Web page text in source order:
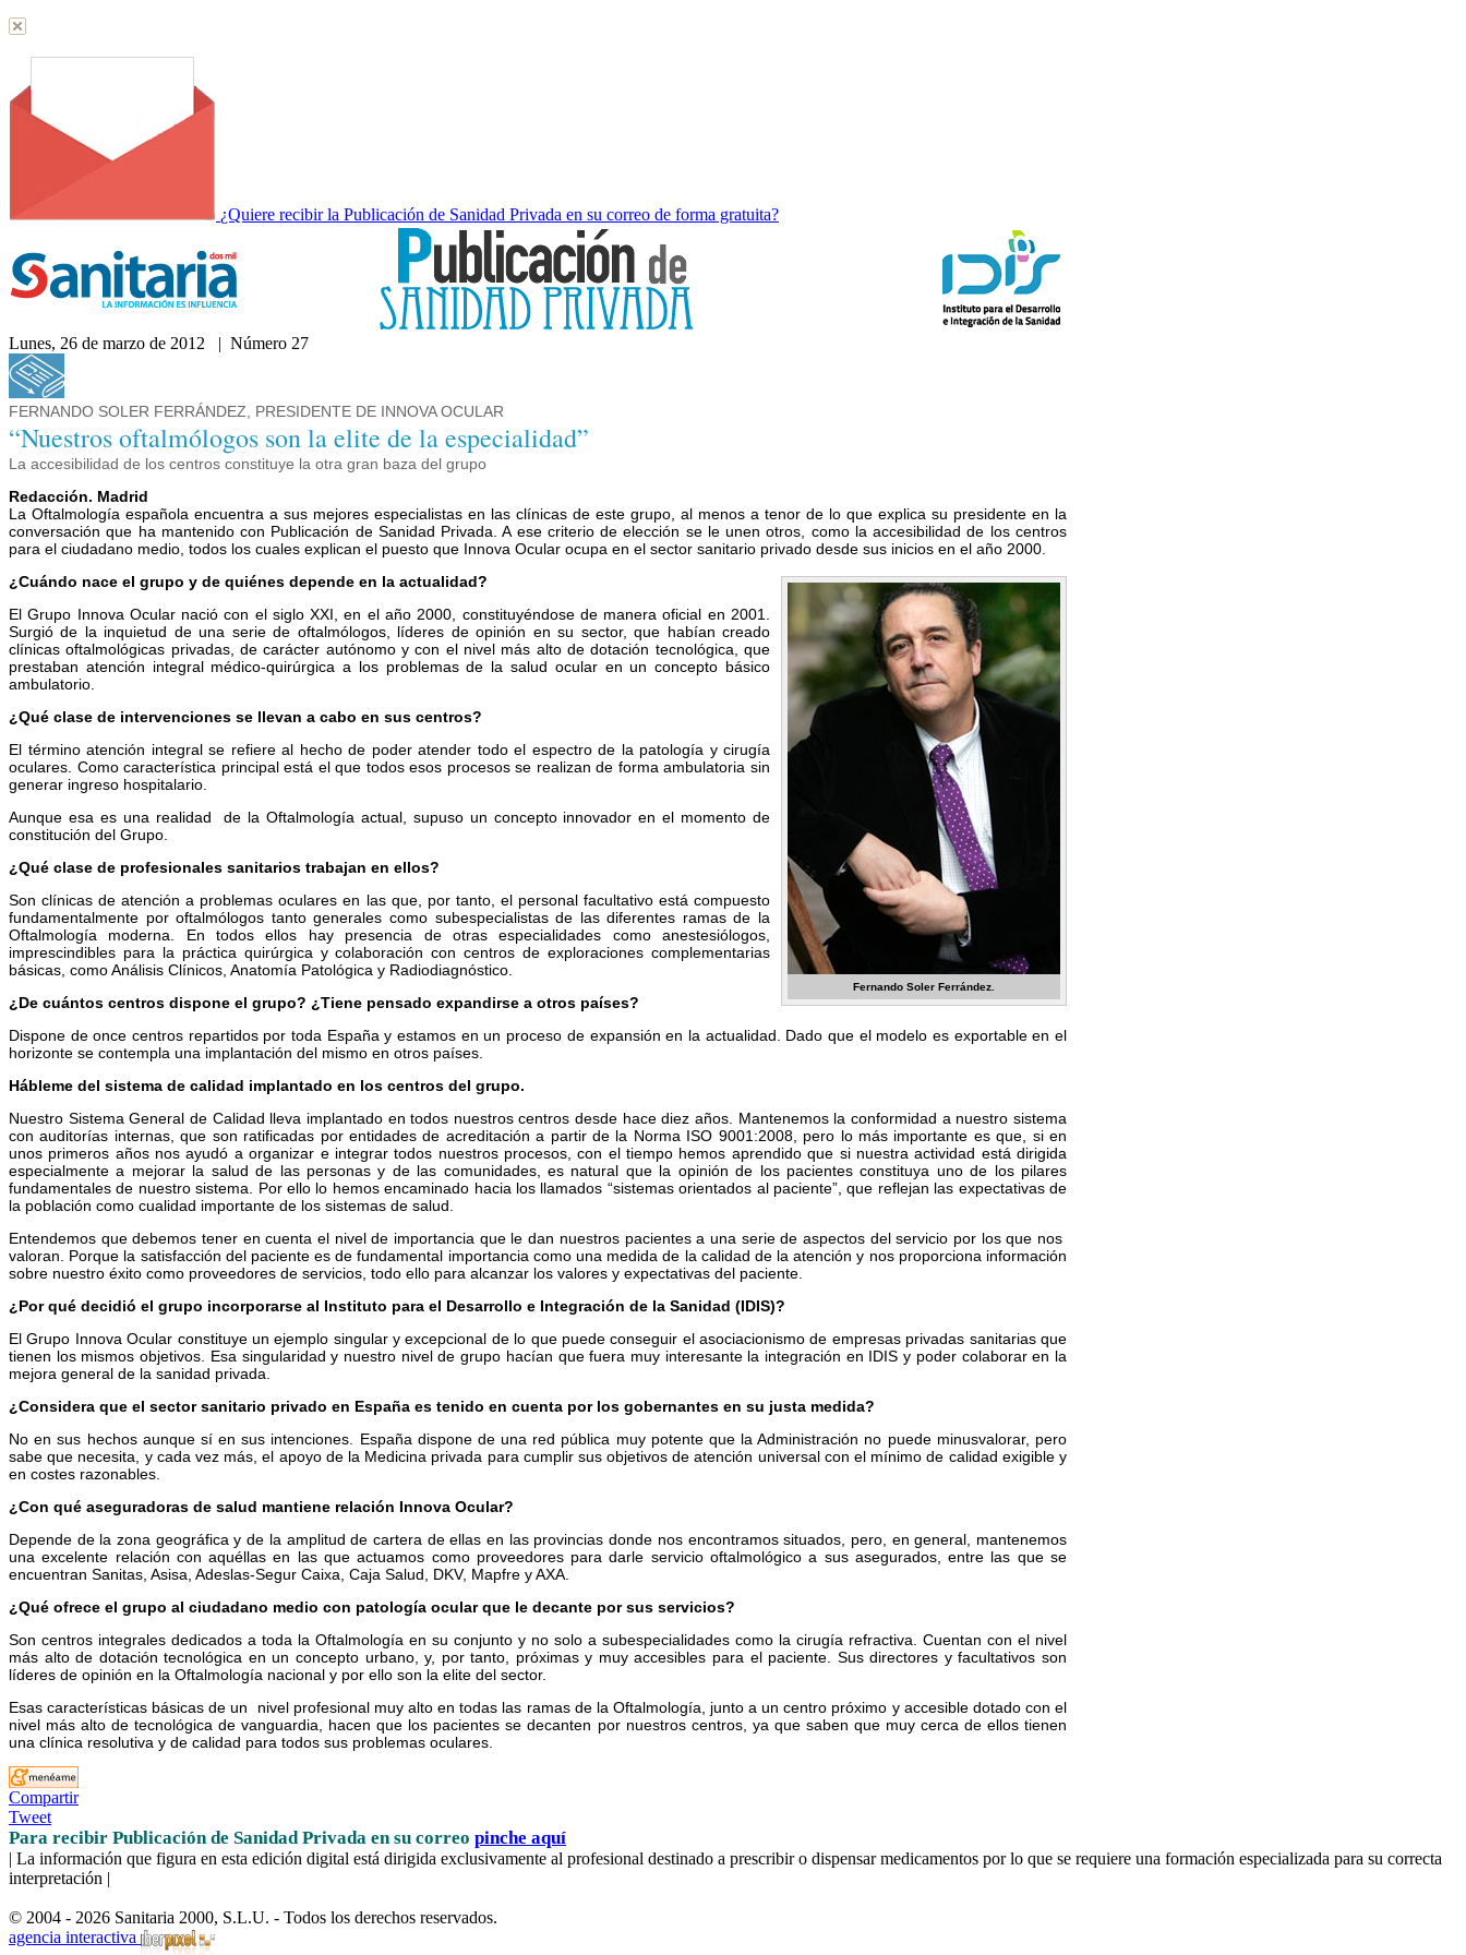
¿Quiere recibir la Publicación de Sanidad Privada en su correo de forma gratuita?
Lunes, 26 de marzo de 2012 | Número 27
FERNANDO SOLER FERRÁNDEZ, PRESIDENTE DE INNOVA OCULAR
“Nuestros oftalmólogos son la elite de la especialidad”
La accesibilidad de los centros constituye la otra gran baza del grupo
Redacción. Madrid
La Oftalmología española encuentra a sus mejores especialistas en las clínicas de este grupo, al menos a tenor de lo que explica su presidente en la
conversación que ha mantenido con Publicación de Sanidad Privada. A ese criterio de elección se le unen otros, como la accesibilidad de los centros
para el ciudadano medio, todos los cuales explican el puesto que Innova Ocular ocupa en el sector sanitario privado desde sus inicios en el año 2000.
Fernando Soler Ferrández.
¿Cuándo nace el grupo y de quiénes depende en la actualidad?
El Grupo Innova Ocular nació con el siglo XXI, en el año 2000, constituyéndose de manera oficial en 2001.
Surgió de la inquietud de una serie de oftalmólogos, líderes de opinión en su sector, que habían creado
clínicas oftalmológicas privadas, de carácter autónomo y con el nivel más alto de dotación tecnológica, que
prestaban atención integral médico-quirúrgica a los problemas de la salud ocular en un concepto básico
ambulatorio.
¿Qué clase de intervenciones se llevan a cabo en sus centros?
El término atención integral se refiere al hecho de poder atender todo el espectro de la patología y cirugía
oculares. Como característica principal está el que todos esos procesos se realizan de forma ambulatoria sin
generar ingreso hospitalario.
Aunque esa es una realidad de la Oftalmología actual, supuso un concepto innovador en el momento de
constitución del Grupo.
¿Qué clase de profesionales sanitarios trabajan en ellos?
Son clínicas de atención a problemas oculares en las que, por tanto, el personal facultativo está compuesto
fundamentalmente por oftalmólogos tanto generales como subespecialistas de las diferentes ramas de la
Oftalmología moderna. En todos ellos hay presencia de otras especialidades como anestesiólogos,
imprescindibles para la práctica quirúrgica y colaboración con centros de exploraciones complementarias
básicas, como Análisis Clínicos, Anatomía Patológica y Radiodiagnóstico.
¿De cuántos centros dispone el grupo? ¿Tiene pensado expandirse a otros países?
Dispone de once centros repartidos por toda España y estamos en un proceso de expansión en la actualidad. Dado que el modelo es exportable en el
horizonte se contempla una implantación del mismo en otros países.
Hábleme del sistema de calidad implantado en los centros del grupo.
Nuestro Sistema General de Calidad lleva implantado en todos nuestros centros desde hace diez años. Mantenemos la conformidad a nuestro sistema
con auditorías internas, que son ratificadas por entidades de acreditación a partir de la Norma ISO 9001:2008, pero lo más importante es que, si en
unos primeros años nos ayudó a organizar e integrar todos nuestros procesos, con el tiempo hemos aprendido que si nuestra actividad está dirigida
especialmente a mejorar la salud de las personas y de las comunidades, es natural que la opinión de los pacientes constituya uno de los pilares
fundamentales de nuestro sistema. Por ello lo hemos encaminado hacia los llamados “sistemas orientados al paciente”, que reflejan las expectativas de
la población como cualidad importante de los sistemas de salud.
Entendemos que debemos tener en cuenta el nivel de importancia que le dan nuestros pacientes a una serie de aspectos del servicio por los que nos
valoran. Porque la satisfacción del paciente es de fundamental importancia como una medida de la calidad de la atención y nos proporciona información
sobre nuestro éxito como proveedores de servicios, todo ello para alcanzar los valores y expectativas del paciente.
¿Por qué decidió el grupo incorporarse al Instituto para el Desarrollo e Integración de la Sanidad (IDIS)?
El Grupo Innova Ocular constituye un ejemplo singular y excepcional de lo que puede conseguir el asociacionismo de empresas privadas sanitarias que
tienen los mismos objetivos. Esa singularidad y nuestro nivel de grupo hacían que fuera muy interesante la integración en IDIS y poder colaborar en la
mejora general de la sanidad privada.
¿Considera que el sector sanitario privado en España es tenido en cuenta por los gobernantes en su justa medida?
No en sus hechos aunque sí en sus intenciones. España dispone de una red pública muy potente que la Administración no puede minusvalorar, pero
sabe que necesita, y cada vez más, el apoyo de la Medicina privada para cumplir sus objetivos de atención universal con el mínimo de calidad exigible y
en costes razonables.
¿Con qué aseguradoras de salud mantiene relación Innova Ocular?
Depende de la zona geográfica y de la amplitud de cartera de ellas en las provincias donde nos encontramos situados, pero, en general, mantenemos
una excelente relación con aquéllas en las que actuamos como proveedores para darle servicio oftalmológico a sus asegurados, entre las que se
encuentran Sanitas, Asisa, Adeslas-Segur Caixa, Caja Salud, DKV, Mapfre y AXA.
¿Qué ofrece el grupo al ciudadano medio con patología ocular que le decante por sus servicios?
Son centros integrales dedicados a toda la Oftalmología en su conjunto y no solo a subespecialidades como la cirugía refractiva. Cuentan con el nivel
más alto de dotación tecnológica en un concepto urbano, y, por tanto, próximas y muy accesibles para el paciente. Sus directores y facultativos son
líderes de opinión en la Oftalmología nacional y por ello son la elite del sector.
Esas características básicas de un nivel profesional muy alto en todas las ramas de la Oftalmología, junto a un centro próximo y accesible dotado con el
nivel más alto de tecnológica de vanguardia, hacen que los pacientes se decanten por nuestros centros, ya que saben que muy cerca de ellos tienen
una clínica resolutiva y de calidad para todos sus problemas oculares.
Compartir
Tweet
Para recibir Publicación de Sanidad Privada en su correo pinche aquí
| La información que figura en esta edición digital está dirigida exclusivamente al profesional destinado a prescribir o dispensar medicamentos por lo que se requiere una formación especializada para su correcta
interpretación |
© 2004 - 2026 Sanitaria 2000, S.L.U. - Todos los derechos reservados.
agencia interactiva